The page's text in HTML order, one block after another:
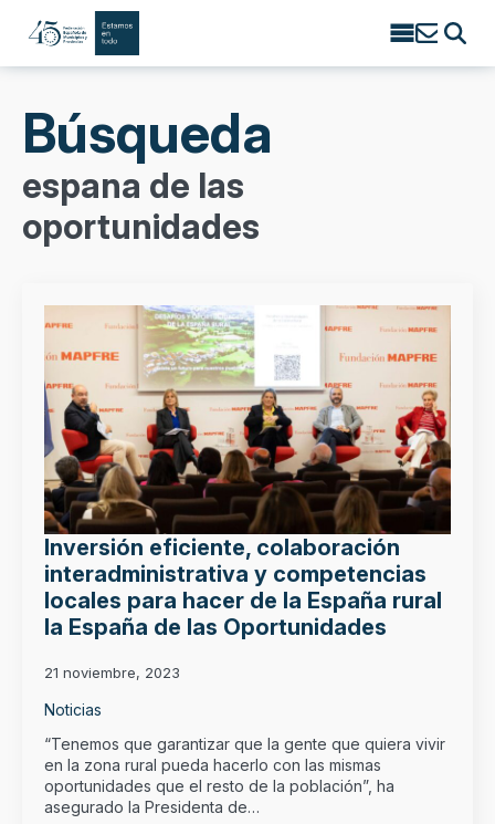
Search
Búsqueda
espana de las
oportunidades
Inversión eficiente, colaboración
interadministrativa y competencias
locales para hacer de la España rural
la España de las Oportunidades
21 noviembre, 2023
Noticias
“Tenemos que garantizar que la gente que quiera vivir
en la zona rural pueda hacerlo con las mismas
oportunidades que el resto de la población”, ha
asegurado la Presidenta de…